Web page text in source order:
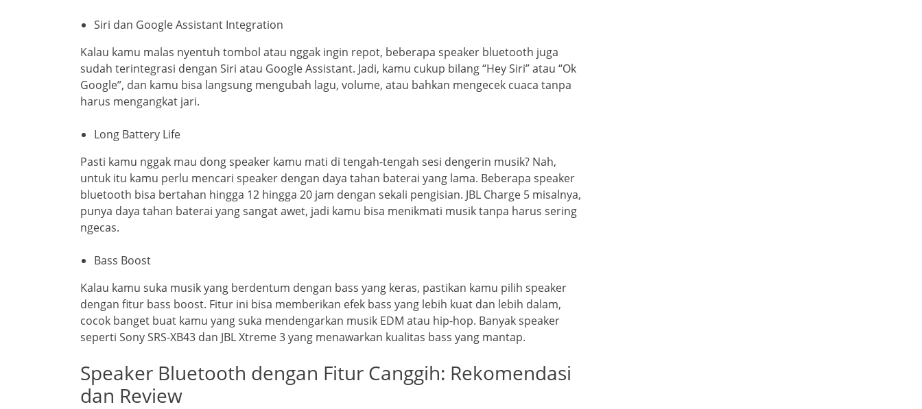
Siri dan Google Assistant Integration
Kalau kamu malas nyentuh tombol atau nggak ingin repot, beberapa speaker bluetooth juga
sudah terintegrasi dengan Siri atau Google Assistant. Jadi, kamu cukup bilang “Hey Siri” atau “Ok
Google”, dan kamu bisa langsung mengubah lagu, volume, atau bahkan mengecek cuaca tanpa
harus mengangkat jari.
Long Battery Life
Pasti kamu nggak mau dong speaker kamu mati di tengah-tengah sesi dengerin musik? Nah,
untuk itu kamu perlu mencari speaker dengan daya tahan baterai yang lama. Beberapa speaker
bluetooth bisa bertahan hingga 12 hingga 20 jam dengan sekali pengisian. JBL Charge 5 misalnya,
punya daya tahan baterai yang sangat awet, jadi kamu bisa menikmati musik tanpa harus sering
ngecas.
Bass Boost
Kalau kamu suka musik yang berdentum dengan bass yang keras, pastikan kamu pilih speaker
dengan fitur bass boost. Fitur ini bisa memberikan efek bass yang lebih kuat dan lebih dalam,
cocok banget buat kamu yang suka mendengarkan musik EDM atau hip-hop. Banyak speaker
seperti Sony SRS-XB43 dan JBL Xtreme 3 yang menawarkan kualitas bass yang mantap.
Speaker Bluetooth dengan Fitur Canggih: Rekomendasi
dan Review